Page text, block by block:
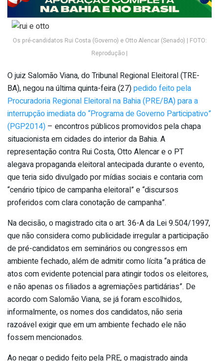
Os pré-candidatos Rui Costa (Governo) e Otto Alencar (Senado) | FOTO:
Reprodução |
O juiz Salomão Viana, do Tribunal Regional Eleitoral (TRE-
BA), negou na última quinta-feira (27)pedido feito pela
Procuradoria Regional Eleitoral na Bahia (PRE/BA) para a
interrupção imediata do “Programa de Governo Participativo”
(PGP2014) – encontros públicos promovidos pela chapa
situacionista em cidades do interior da Bahia. A
representação contra Rui Costa, Otto Alencar e o PT
alegava propaganda eleitoral antecipada durante o evento,
que teria sido divulgado por mídias sociais e contaria com
“cenário típico de campanha eleitoral” e “discursos
proferidos com clara conotação de campanha”.
Na decisão, o magistrado cita o art. 36-A da Lei 9.504/1997,
que não considera como publicidade irregular a participação
de pré-candidatos em seminários ou congressos em
ambiente fechado, além de admitir como lícita “a prática de
atos com evidente potencial para atingir todos os eleitores,
e não apenas os filiados a agremiações partidárias”. De
acordo com Salomão Viana, se já foram escolhidos,
informalmente, os nomes dos candidatos, não seria
razoável exigir que em um ambiente fechado ele não
fossem mencionados.
Ao negar o pedido feito pela PRE, o magistrado ainda